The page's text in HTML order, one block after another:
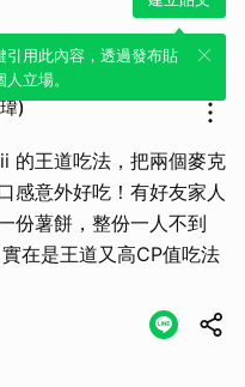
引用此內容，透過發布貼
立場。
)
的王道吃法，把兩個麥克
感意外好吃！有好友家人
份薯餅，整份一人不到
在是王道又高CP值吃法